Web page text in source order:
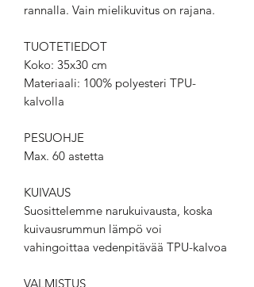
rannalla. Vain mielikuvitus on rajana.
TUOTETIEDOT
Koko: 35x30 cm
Materiaali: 100% polyesteri TPU-
kalvolla
PESUOHJE
Max. 60 astetta
KUIVAUS
Suosittelemme narukuivausta, koska
kuivausrummun lämpö voi
vahingoittaa vedenpitävää TPU-kalvoa
VALMISTUS